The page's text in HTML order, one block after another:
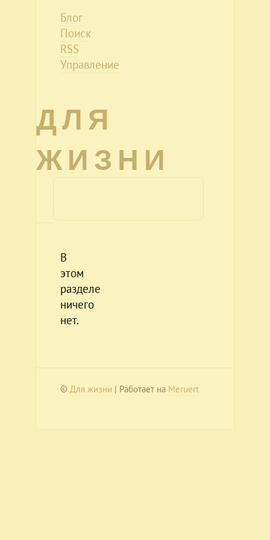
Блог
Поиск
RSS
Управление
ДЛЯ
ЖИЗНИ
В
этом
разделе
ничего
нет.
© Для жизни | Работает на Meruert